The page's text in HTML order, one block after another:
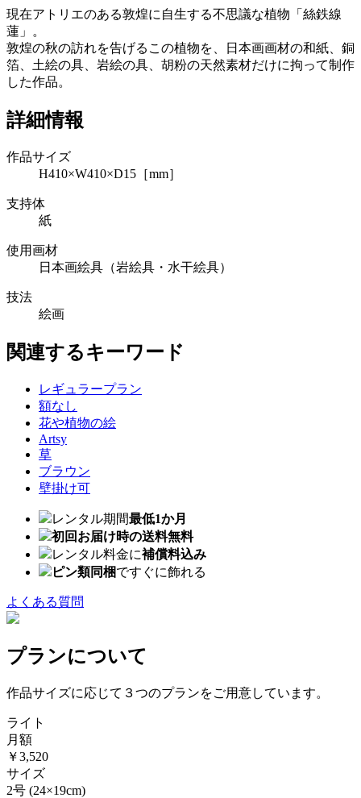
現在アトリエのある敦煌に自生する不思議な植物「絲鉄線
蓮」。
敦煌の秋の訪れを告げるこの植物を、日本画画材の和紙、銅
箔、土絵の具、岩絵の具、胡粉の天然素材だけに拘って制作
した作品。
詳細情報
作品サイズ
H410×W410×D15［mm］
支持体
紙
使用画材
日本画絵具（岩絵具・水干絵具）
技法
絵画
関連するキーワード
レギュラープラン
額なし
花や植物の絵
Artsy
草
ブラウン
壁掛け可
レンタル期間最低1か月
初回お届け時の送料無料
レンタル料金に補償料込み
ピン類同梱ですぐに飾れる
よくある質問
プランについて
作品サイズに応じて３つのプランをご用意しています。
ライト
月額
￥3,520
サイズ
2号 (24×19cm)